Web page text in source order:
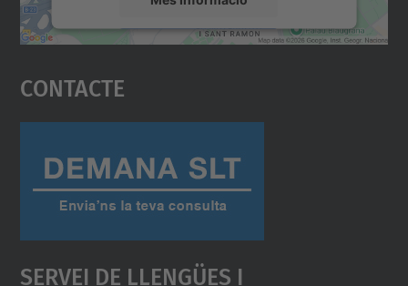
Accepta
powered by
Contacte
Servei De Llengües I